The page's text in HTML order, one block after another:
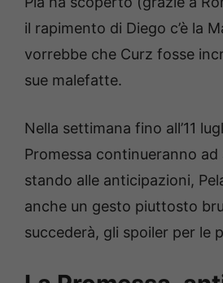
il rapimento di Diego c’è la
vorrebbe che Curz fosse
sue malefatte.
Nella settimana fino all’11
Promessa continueranno ad
stando alle anticipazioni,
anche un gesto piuttosto
succederà, gli spoiler per le